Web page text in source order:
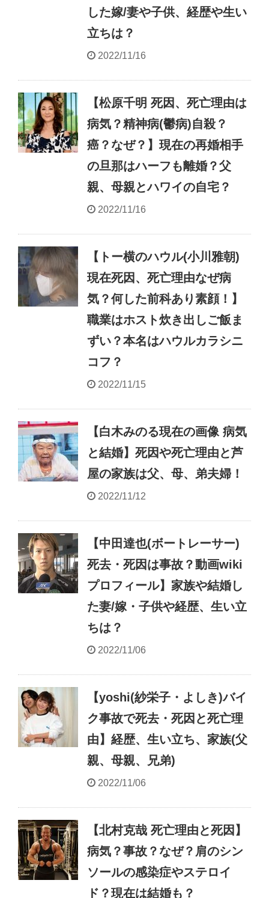
した嫁/妻や子供、経歴や生い
立ちは？
2022/11/16
【松原千明 死因、死亡理由は
病気？精神病(鬱病)自殺？
癌？なぜ？】現在の再婚相手
の旦那はハーフも離婚？父
親、母親とハワイの自宅？
2022/11/16
【トー横のハウル(小川雅朝)
現在死因、死亡理由なぜ病
気？何した前科あり素顔！】
職業はホスト炊き出しご飯ま
ずい？本名はハウルカラシニ
コフ？
2022/11/15
【白木みのる現在の画像 病気
と結婚】死因や死亡理由と芦
屋の家族は父、母、弟夫婦！
2022/11/12
【中田達也(ボートレーサー)
死去・死因は事故？動画wiki
プロフィール】家族や結婚し
た妻/嫁・子供や経歴、生い立
ちは？
2022/11/06
【yoshi(紗栄子・よしき)バイ
ク事故で死去・死因と死亡理
由】経歴、生い立ち、家族(父
親、母親、兄弟)
2022/11/06
【北村克哉 死亡理由と死因】
病気？事故？なぜ？肩のシン
ソールの感染症やステロイ
ド？現在は結婚も？